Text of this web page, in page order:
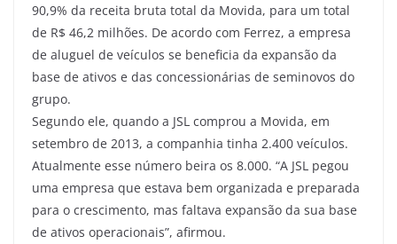
90,9% da receita bruta total da Movida, para um total
de R$ 46,2 milhões. De acordo com Ferrez, a empresa
de aluguel de veículos se beneficia da expansão da
base de ativos e das concessionárias de seminovos do
grupo.
Segundo ele, quando a JSL comprou a Movida, em
setembro de 2013, a companhia tinha 2.400 veículos.
Atualmente esse número beira os 8.000. “A JSL pegou
uma empresa que estava bem organizada e preparada
para o crescimento, mas faltava expansão da sua base
de ativos operacionais”, afirmou.